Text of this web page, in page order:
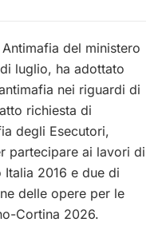
del ministero
luglio, ha adottato
nei riguardi di
richiesta di
degli Esecutori,
partecipare ai lavori di
2016 e due di
delle opere per le
Cortina 2026.